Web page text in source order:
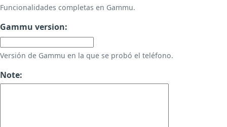
Funcionalidades completas en Gammu.
Gammu version:
Versión de Gammu en la que se probó el teléfono.
Note: